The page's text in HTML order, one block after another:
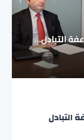
التبادل